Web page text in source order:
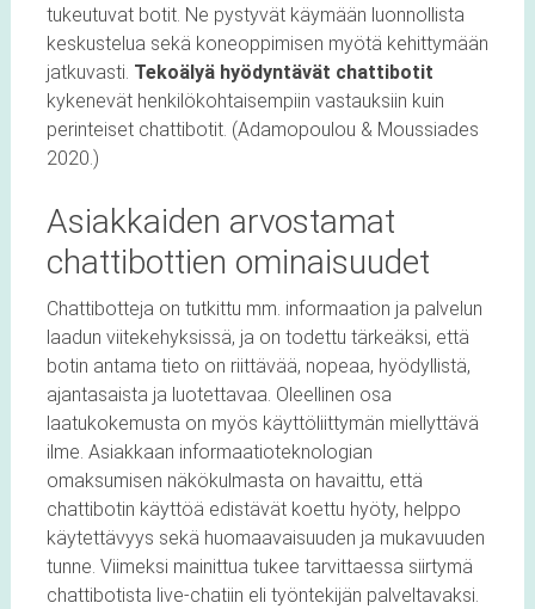
tukeutuvat botit. Ne pystyvät käymään luonnollista
keskustelua sekä koneoppimisen myötä kehittymään
jatkuvasti. Tekoälyä hyödyntävät chattibotit
kykenevät henkilökohtaisempiin vastauksiin kuin
perinteiset chattibotit. (Adamopoulou & Moussiades
2020.)
Asiakkaiden arvostamat
chattibottien ominaisuudet
Chattibotteja on tutkittu mm. informaation ja palvelun
laadun viitekehyksissä, ja on todettu tärkeäksi, että
botin antama tieto on riittävää, nopeaa, hyödyllistä,
ajantasaista ja luotettavaa. Oleellinen osa
laatukokemusta on myös käyttöliittymän miellyttävä
ilme. Asiakkaan informaatioteknologian
omaksumisen näkökulmasta on havaittu, että
chattibotin käyttöä edistävät koettu hyöty, helppo
käytettävyys sekä huomaavaisuuden ja mukavuuden
tunne. Viimeksi mainittua tukee tarvittaessa siirtymä
chattibotista live-chatiin eli työntekijän palveltavaksi.